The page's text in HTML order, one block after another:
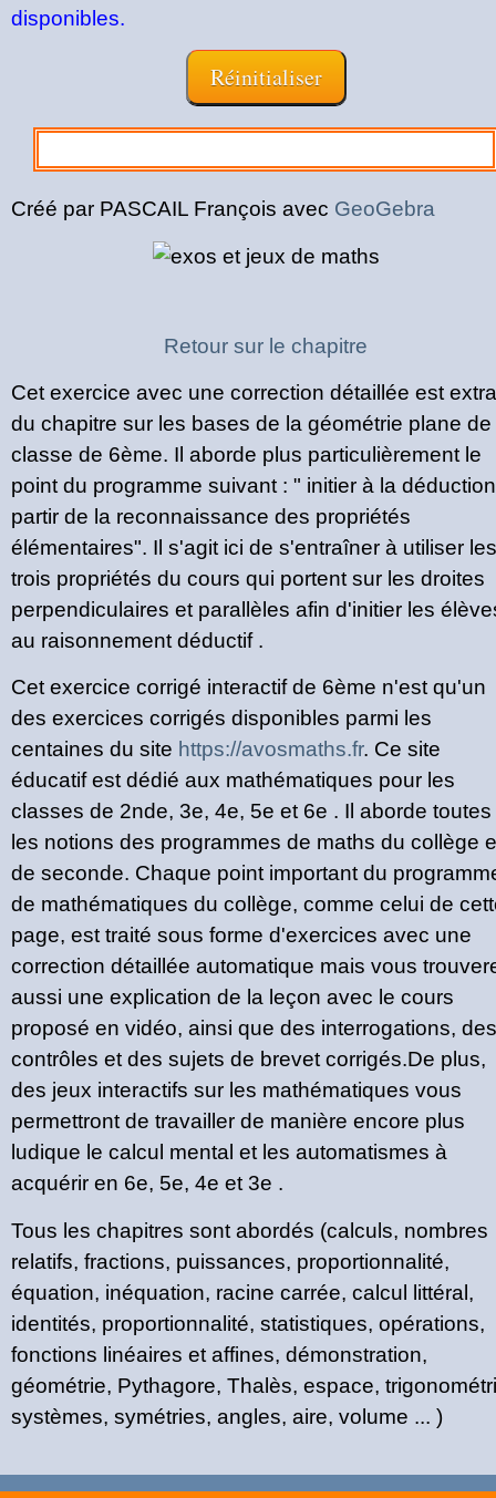
disponibles.
Créé par PASCAIL François avec GeoGebra
Retour sur le chapitre
Cet exercice avec une correction détaillée est
du chapitre sur les bases de la géométrie plane de
classe de 6ème. Il aborde plus particulièrement le
point du programme suivant : " initier à la
partir de la reconnaissance des propriétés
élémentaires". Il s'agit ici de s'entraîner à utiliser les
trois propriétés du cours qui portent sur les droites
perpendiculaires et parallèles afin d'initier les
au raisonnement déductif .
Cet exercice corrigé interactif de 6ème n'est qu'un
des exercices corrigés disponibles parmi les
centaines du site https://avosmaths.fr. Ce site
éducatif est dédié aux mathématiques pour les
classes de 2nde, 3e, 4e, 5e et 6e . Il aborde toutes
les notions des programmes de maths du collège
de seconde. Chaque point important du
de mathématiques du collège, comme celui de
page, est traité sous forme d'exercices avec une
correction détaillée automatique mais vous
aussi une explication de la leçon avec le cours
proposé en vidéo, ainsi que des interrogations, des
contrôles et des sujets de brevet corrigés.De plus,
des jeux interactifs sur les mathématiques vous
permettront de travailler de manière encore plus
ludique le calcul mental et les automatismes à
acquérir en 6e, 5e, 4e et 3e .
Tous les chapitres sont abordés (calculs, nombres
relatifs, fractions, puissances, proportionnalité,
équation, inéquation, racine carrée, calcul littéral,
identités, proportionnalité, statistiques, opérations,
fonctions linéaires et affines, démonstration,
géométrie, Pythagore, Thalès, espace,
systèmes, symétries, angles, aire, volume ... )